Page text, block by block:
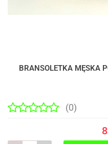
BRANSOLETKA MĘSKA
(0)